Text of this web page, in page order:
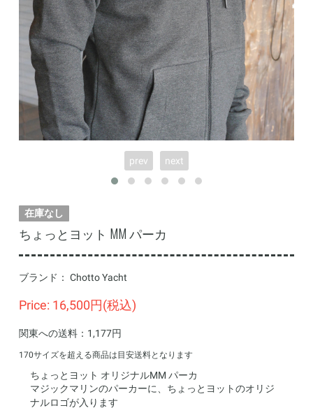
prev next
在庫なし
ちょっとヨット MM パーカ
ブランド： Chotto Yacht
Price: 16,500円(税込)
関東への送料：1,177円
170サイズを超える商品は目安送料となります
ちょっとヨット オリジナルMM パーカ
マジックマリンのパーカーに、ちょっとヨットのオリジ
ナルロゴが入ります